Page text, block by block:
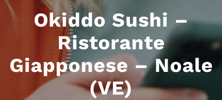
Okiddo Sushi –
Ristorante
Giapponese – Noale
(VE)